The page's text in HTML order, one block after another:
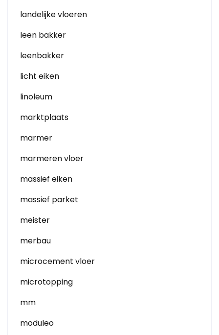
landelijke vloeren
leen bakker
leenbakker
licht eiken
linoleum
marktplaats
marmer
marmeren vloer
massief eiken
massief parket
meister
merbau
microcement vloer
microtopping
mm
moduleo